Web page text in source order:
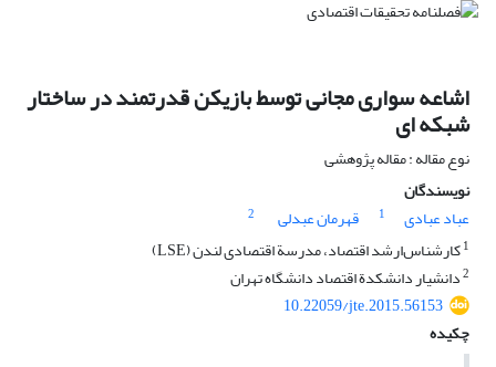
اشاعه سواری مجانی توسط بازیکن قدرتمند در ساختار
شبکه ای
نوع مقاله : مقاله پژوهشی
نویسندگان
عباد عبادی
1 قهرمان عبدلی
2
1کارشناس‌ارشد اقتصاد، مدرسة اقتصادی لندن (LSE)
2دانشیار دانشکدة اقتصاد دانشگاه تهران
10.22059/jte.2015.56153
چکیده